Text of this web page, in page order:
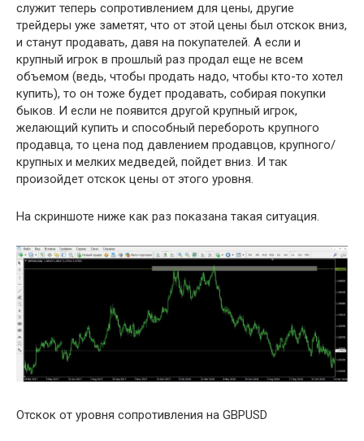
служит теперь сопротивлением для цены, другие
трейдеры уже заметят, что от этой цены был отскок вниз,
и станут продавать, давя на покупателей. А если и
крупный игрок в прошлый раз продал еще не всем
объемом (ведь, чтобы продать надо, чтобы кто-то хотел
купить), то он тоже будет продавать, собирая покупки
быков. И если не появится другой крупный игрок,
желающий купить и способный перебороть крупного
продавца, то цена под давлением продавцов, крупного/
крупных и мелких медведей, пойдет вниз. И так
произойдет отскок цены от этого уровня.
На скриншоте ниже как раз показана такая ситуация.
Отскок от уровня сопротивления на GBPUSD